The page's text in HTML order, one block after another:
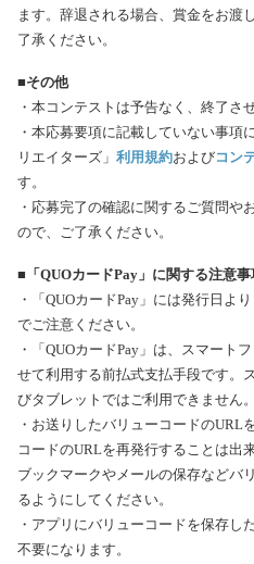
ます。辞退される場合、賞金をお渡
了承ください。
■その他
・本コンテストは予告なく、終了さ
・本応募要項に記載していない事項
リエイターズ」 利用規約およびコン
す。
・応募完了の確認に関するご質問や
ので、ご了承ください。
■「QUOカードPay」に関する注意事
・「QUOカードPay」には発行日よ
でご注意ください。
・「QUOカードPay」は、スマート
せて利用する前払式支払手段です。
びタブレットではご利用できません。
・お送りしたバリューコードのURL
コードのURLを再発行することは出
ブックマークやメールの保存などバ
るようにしてください。
・アプリにバリューコードを保存し
不要になります。